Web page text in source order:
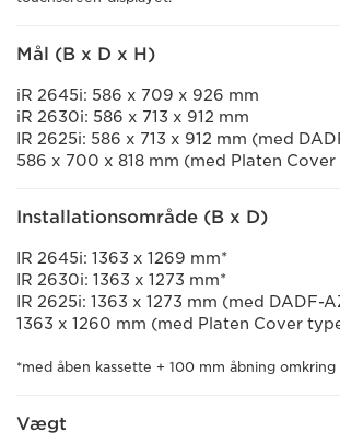
Mål (B x D x H)
iR 2645i: 586 x 709 x 926 mm
iR 2630i: 586 x 713 x 912 mm
IR 2625i: 586 x 713 x 912 mm (med
586 x 700 x 818 mm (med Platen Cover
Installationsområde (B x D)
IR 2645i: 1363 x 1269 mm*
IR 2630i: 1363 x 1273 mm*
IR 2625i: 1363 x 1273 mm (med DADF-
1363 x 1260 mm (med Platen Cover
*med åben kassette + 100 mm åbning
Vægt